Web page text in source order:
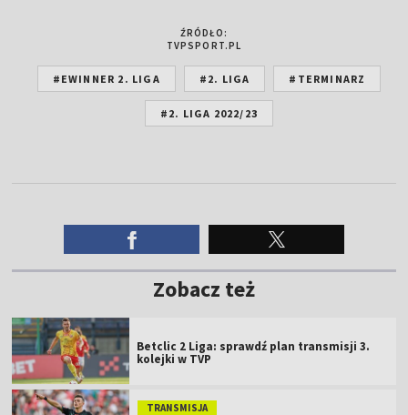
ŹRÓDŁO:
TVPSPORT.PL
#EWINNER 2. LIGA #2. LIGA #TERMINARZ
#2. LIGA 2022/23
Zobacz też
Betclic 2 Liga: sprawdź plan transmisji 3.
kolejki w TVP
TRANSMISJA